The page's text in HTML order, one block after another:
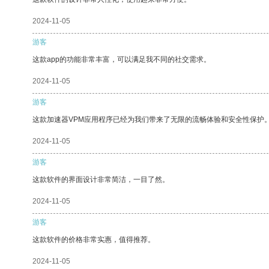
2024-11-05
游客
这款app的功能非常丰富，可以满足我不同的社交需求。
2024-11-05
游客
这款加速器VPM应用程序已经为我们带来了无限的流畅体验和安全性保护
2024-11-05
游客
这款软件的界面设计非常简洁，一目了然。
2024-11-05
游客
这款软件的价格非常实惠，值得推荐。
2024-11-05